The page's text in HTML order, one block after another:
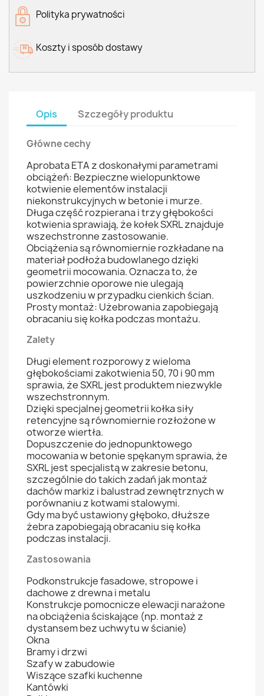
Polityka prywatności
Koszty i sposób dostawy
Opis Szczegóły produktu
Główne cechy
Aprobata ETA z doskonałymi parametrami
obciążeń: Bezpieczne wielopunktowe
kotwienie elementów instalacji
niekonstrukcyjnych w betonie i murze.
Długa część rozpierana i trzy głębokości
kotwienia sprawiają, że kołek SXRL znajduje
wszechstronne zastosowanie.
Obciążenia są równomiernie rozkładane na
materiał podłoża budowlanego dzięki
geometrii mocowania. Oznacza to, że
powierzchnie oporowe nie ulegają
uszkodzeniu w przypadku cienkich ścian.
Prosty montaż: Użebrowania zapobiegają
obracaniu się kołka podczas montażu.
Zalety
Długi element rozporowy z wieloma
głębokościami zakotwienia 50, 70 i 90 mm
sprawia, że SXRL jest produktem niezwykle
wszechstronnym.
Dzięki specjalnej geometrii kołka siły
retencyjne są równomiernie rozłożone w
otworze wiertła.
Dopuszczenie do jednopunktowego
mocowania w betonie spękanym sprawia, że
SXRL jest specjalistą w zakresie betonu,
szczególnie do takich zadań jak montaż
dachów markiz i balustrad zewnętrznych w
porównaniu z kotwami stalowymi.
Gdy ma być ustawiony głęboko, dłuższe
żebra zapobiegają obracaniu się kołka
podczas instalacji.
Zastosowania
Podkonstrukcje fasadowe, stropowe i
dachowe z drewna i metalu
Konstrukcje pomocnicze elewacji narażone
na obciążenia ściskające (np. montaż z
dystansem bez uchwytu w ścianie)
Okna
Bramy i drzwi
Szafy w zabudowie
Wiszące szafki kuchenne
Kantówki